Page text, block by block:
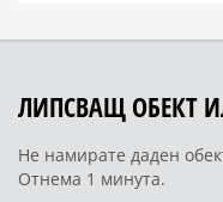
ЛИПСВАЩ ОБЕКТ
Не намирате даден
Отнема 1 минута.